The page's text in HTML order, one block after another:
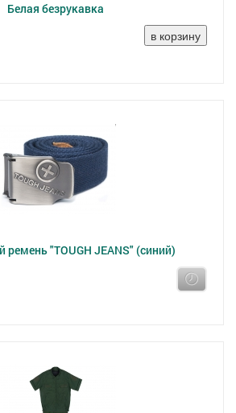
Белая безрукавка
ремень "TOUGH JEANS" (синий)